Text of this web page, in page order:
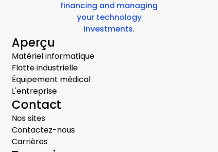
financing and managing
your technology
investments.
Aperçu
Matériel informatique
Flotte industrielle
Équipement médical
L'entreprise
Contact
Nos sites
Contactez-nous
Carrières